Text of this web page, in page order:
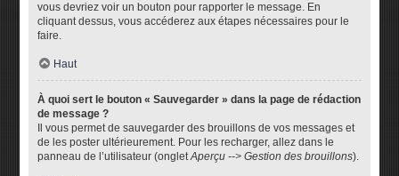
vous devriez voir un bouton pour rapporter le message. En
cliquant dessus, vous accéderez aux étapes nécessaires pour le
faire.
Haut
À quoi sert le bouton « Sauvegarder » dans la page de rédaction
de message ?
Il vous permet de sauvegarder des brouillons de vos messages et
de les poster ultérieurement. Pour les recharger, allez dans le
panneau de l’utilisateur (ongletAperçu --> Gestion des brouillons).